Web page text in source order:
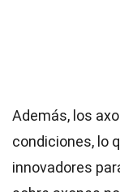
Además, los
condiciones, lo
innovadores